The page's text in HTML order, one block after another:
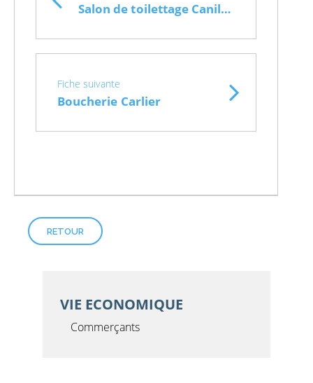
Salon de toilettage Canilove
Fiche suivante
Boucherie Carlier
RETOUR
VIE ECONOMIQUE
Commerçants